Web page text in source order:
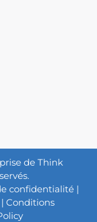
de Think
confidentialité |
| Conditions